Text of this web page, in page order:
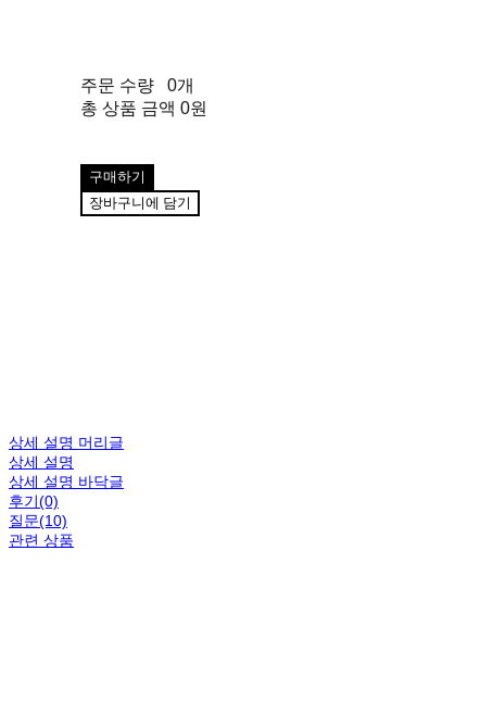
주문 수량
0개
총 상품 금액 0원
구매하기
장바구니에 담기
상세 설명 머리글
상세 설명
상세 설명 바닥글
후기(0)
질문(10)
관련 상품